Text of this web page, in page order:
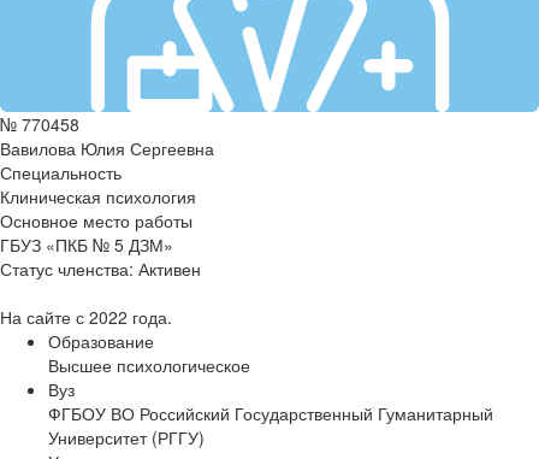
№ 770458
Вавилова Юлия Сергеевна
Специальность
Клиническая психология
Основное место работы
ГБУЗ «ПКБ № 5 ДЗМ»
Статус членства: Активен
На сайте с 2022 года.
Образование
Высшее психологическое
Вуз
ФГБОУ ВО Российский Государственный Гуманитарный
Университет (РГГУ)